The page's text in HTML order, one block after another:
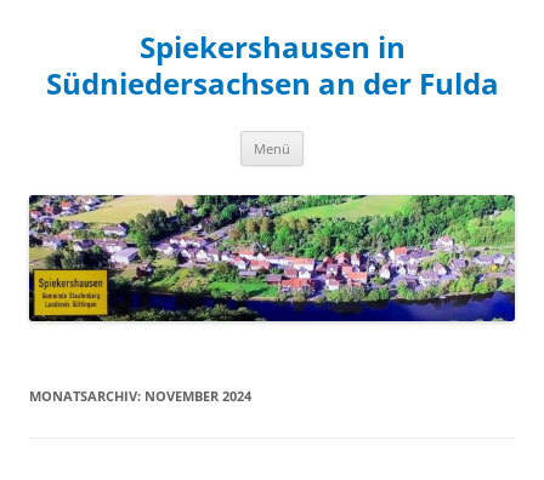
Spiekershausen in
Südniedersachsen an der Fulda
Menü
MONATSARCHIV: NOVEMBER 2024